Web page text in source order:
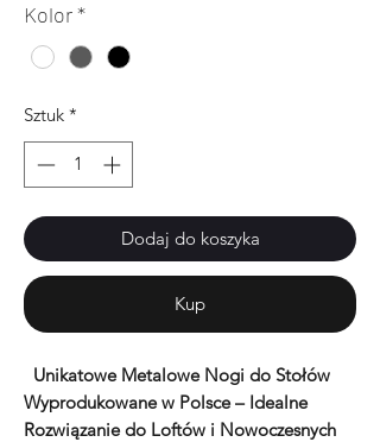
Kolor*
Sztuk *
Dodaj do koszyka
Kup
Unikatowe Metalowe Nogi do Stołów
Wyprodukowane w Polsce – Idealne
Rozwiązanie do Loftów i Nowoczesnych